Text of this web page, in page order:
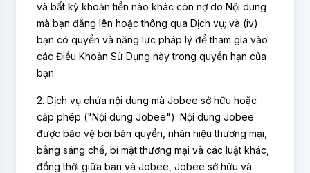
và bất kỳ khoản tiền nào khác còn nợ do Nội dung
mà bạn đăng lên hoặc thông qua Dịch vụ; và (iv)
bạn có quyền và năng lực pháp lý để tham gia vào
các Điều Khoản Sử Dụng này trong quyền hạn của
bạn.
2. Dịch vụ chứa nội dung mà Jobee sở hữu hoặc
cấp phép ("Nội dung Jobee"). Nội dung Jobee
được bảo vệ bởi bản quyền, nhãn hiệu thương mại,
bằng sáng chế, bí mật thương mại và các luật khác,
đồng thời giữa bạn và Jobee, Jobee sở hữu và